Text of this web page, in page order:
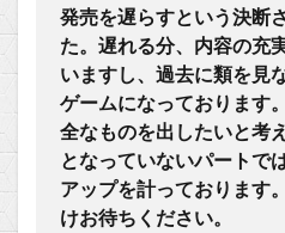
発売を遅らすという決断
た。遅れる分、内容の充
いますし、過去に類を見
ゲームになっております
全なものを出したいと考
となっていないパートで
アップを計っております
けお待ちください。